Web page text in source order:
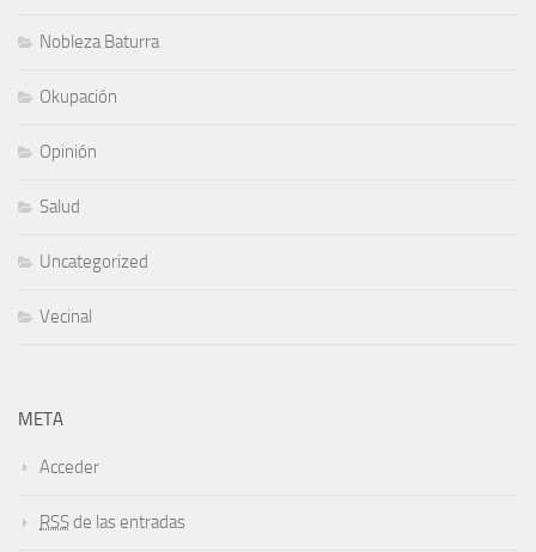
Nobleza Baturra
Okupación
Opinión
Salud
Uncategorized
Vecinal
META
Acceder
RSS de las entradas